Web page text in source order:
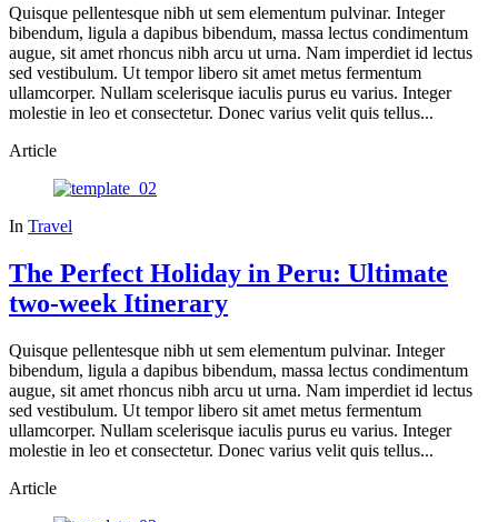
Quisque pellentesque nibh ut sem elementum pulvinar. Integer
bibendum, ligula a dapibus bibendum, massa lectus condimentum
augue, sit amet rhoncus nibh arcu ut urna. Nam imperdiet id lectus
sed vestibulum. Ut tempor libero sit amet metus fermentum
ullamcorper. Nullam scelerisque iaculis purus eu varius. Integer
molestie in leo et consectetur. Donec varius velit quis tellus...
Article
In Travel
The Perfect Holiday in Peru: Ultimate
two-week Itinerary
Quisque pellentesque nibh ut sem elementum pulvinar. Integer
bibendum, ligula a dapibus bibendum, massa lectus condimentum
augue, sit amet rhoncus nibh arcu ut urna. Nam imperdiet id lectus
sed vestibulum. Ut tempor libero sit amet metus fermentum
ullamcorper. Nullam scelerisque iaculis purus eu varius. Integer
molestie in leo et consectetur. Donec varius velit quis tellus...
Article